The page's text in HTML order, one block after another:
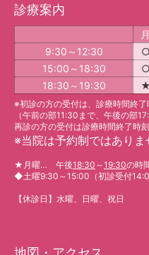
診療案内
月
9:30～12:30
○
15:00～18:30 ○
18:30～19:30 ★
※初診の方の受付は、診療時間終
（午前の部11:30まで、午後の部
再診の方の受付は診療時間終了時
※当院は予約制ではありま
★ 月曜… 午後18:30 ～19:30の時
◆土曜9:30～15:00（初診受付
【休診日】水曜、日曜、祝日